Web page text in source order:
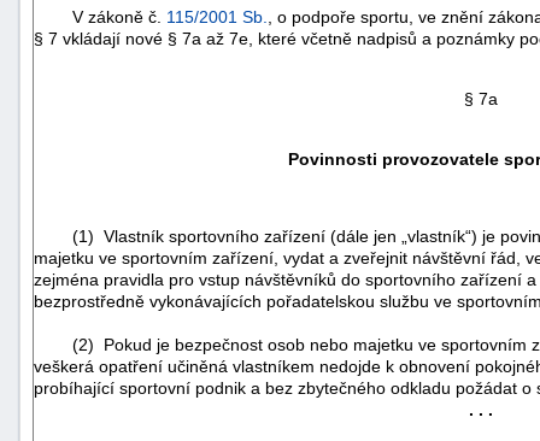
V zákoně č. 115/2001 Sb.
, o podpoře sportu, ve znění
§ 7 vkládají nové § 7a až 7e, které včetně nadpisů a poznámky
§ 7a
Povinnosti provozovatele
(1) Vlastník sportovního zařízení (dále jen „vlastník“) je
majetku ve sportovním zařízení, vydat a zveřejnit návštěvní řád,
zejména pravidla pro vstup návštěvníků do sportovního zařízení
bezprostředně vykonávajících pořadatelskou službu ve
(2) Pokud je bezpečnost osob nebo majetku ve sportovním
veškerá opatření učiněná vlastníkem nedojde k obnovení
probíhající sportovní podnik a bez zbytečného odkladu požádat o
. . .
škody